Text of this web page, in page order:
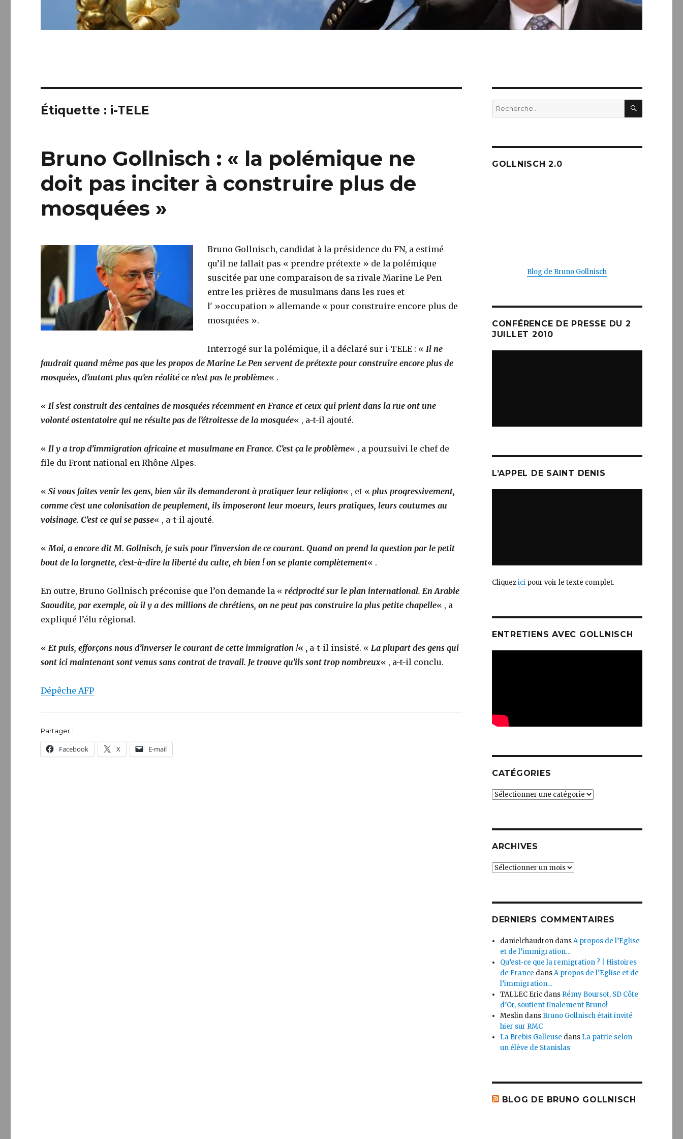
Étiquette : i-TELE
Bruno Gollnisch : « la polémique ne
doit pas inciter à construire plus de
mosquées »
Bruno Gollnisch, candidat à la présidence du FN, a estimé
qu’il ne fallait pas « prendre prétexte » de la polémique
suscitée par une comparaison de sa rivale Marine Le Pen
entre les prières de musulmans dans les rues et
l' »occupation » allemande « pour construire encore plus de
mosquées ».
Interrogé sur la polémique, il a déclaré sur i-TELE : «Il ne
faudrait quand même pas que les propos de Marine Le Pen servent de prétexte pour construire encore plus de
mosquées, d’autant plus qu’en réalité ce n’est pas le problème« .
«Il s’est construit des centaines de mosquées récemment en France et ceux qui prient dans la rue ont une
volonté ostentatoire qui ne résulte pas de l’étroitesse de la mosquée« , a-t-il ajouté.
«Il y a trop d’immigration africaine et musulmane en France. C’est ça le problème« , a poursuivi le chef de
file du Front national en Rhône-Alpes.
«Si vous faites venir les gens, bien sûr ils demanderont à pratiquer leur religion« , et «plus progressivement,
comme c’est une colonisation de peuplement, ils imposeront leur moeurs, leurs pratiques, leurs coutumes au
voisinage. C’est ce qui se passe« , a-t-il ajouté.
«Moi, a encore dit M. Gollnisch, je suis pour l’inversion de ce courant. Quand on prend la question par le petit
bout de la lorgnette, c’est-à-dire la liberté du culte, eh bien ! on se plante complètement« .
En outre, Bruno Gollnisch préconise que l’on demande la «réciprocité sur le plan international. En Arabie
Saoudite, par exemple, où il y a des millions de chrétiens, on ne peut pas construire la plus petite chapelle« , a
expliqué l’élu régional.
«Et puis, efforçons nous d’inverser le courant de cette immigration !« , a-t-il insisté. «La plupart des gens qui
sont ici maintenant sont venus sans contrat de travail. Je trouve qu’ils sont trop nombreux« , a-t-il conclu.
Dépêche AFP
Partager :
Facebook X E-mail
Recherche
pour :
GOLLNISCH 2.0
Blog de Bruno Gollnisch
CONFÉRENCE DE PRESSE DU 2
JUILLET 2010
L’APPEL DE SAINT DENIS
Cliquezicipour voir le texte complet.
ENTRETIENS AVEC GOLLNISCH
CATÉGORIES
Catégories
ARCHIVES
Archives
DERNIERS COMMENTAIRES
danielchaudron dansA propos de l’Eglise
et de l’immigration…
Qu’est-ce que la remigration ? | Histoires
de France dansA propos de l’Eglise et de
l’immigration…
TALLEC Eric dans Rémy Boursot, SD Côte
d’Or, soutient finalement Bruno!
Meslin dans Bruno Gollnisch était invité
hier sur RMC
La Brebis Galleuse dans La patrie selon
un élève de Stanislas
BLOG DE BRUNO GOLLNISCH